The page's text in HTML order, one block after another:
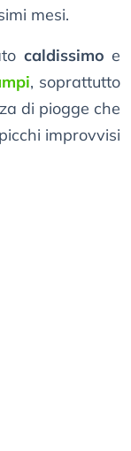
mesi.
caldissimo e
, soprattutto
di piogge che
improvvisi